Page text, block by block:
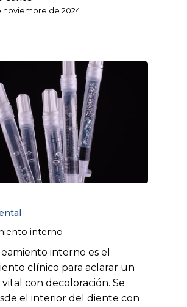
noviembre de 2024
interno
interno es el
clínico para aclarar un
con decoloración. Se
el interior del diente con